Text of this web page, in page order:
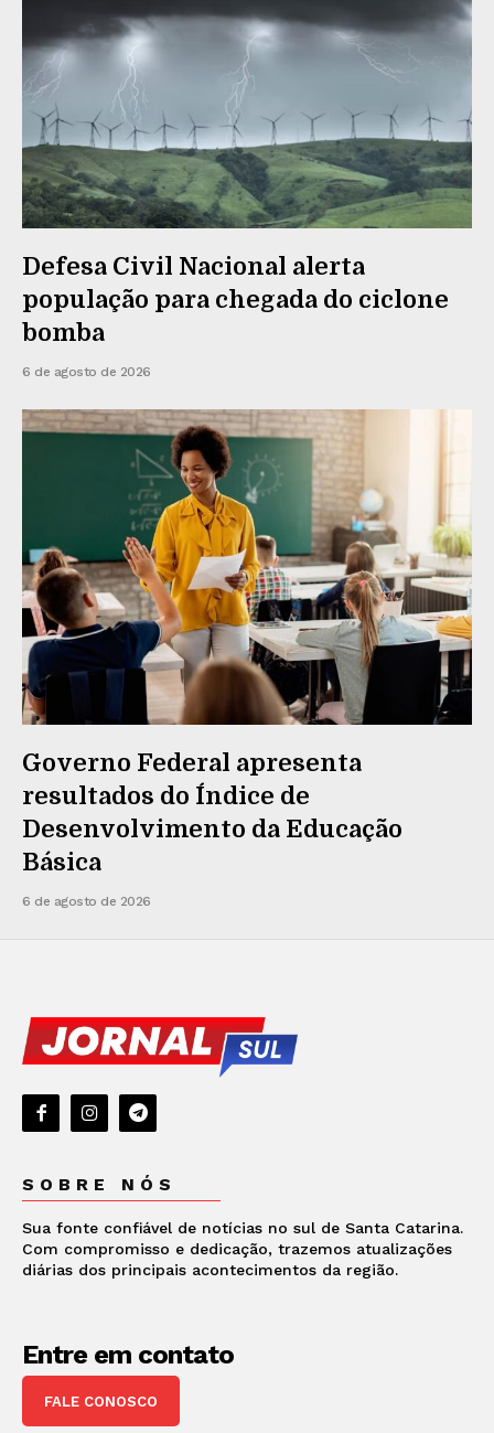
Defesa Civil Nacional alerta
população para chegada do ciclone
bomba
6 de agosto de 2026
Governo Federal apresenta
resultados do Índice de
Desenvolvimento da Educação
Básica
6 de agosto de 2026
SOBRE NÓS
Sua fonte confiável de notícias no sul de Santa Catarina.
Com compromisso e dedicação, trazemos atualizações
diárias dos principais acontecimentos da região.
Entre em contato
FALE CONOSCO